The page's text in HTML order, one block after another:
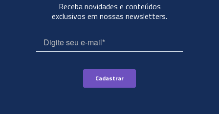
Receba novidades e conteúdos
exclusivos em nossas newsletters.